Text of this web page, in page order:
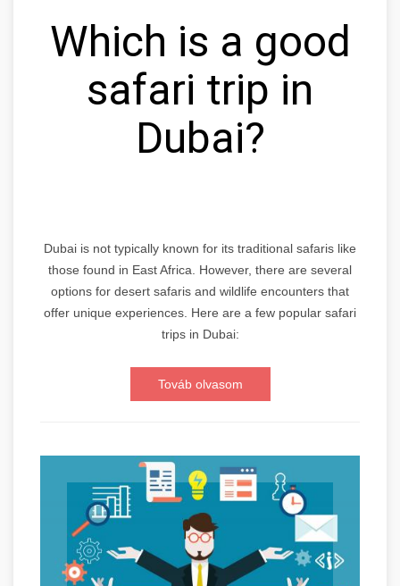
Which is a good
safari trip in
Dubai?
Dubai is not typically known for its traditional safaris like
those found in East Africa. However, there are several
options for desert safaris and wildlife encounters that
offer unique experiences. Here are a few popular safari
trips in Dubai:
Továb olvasom